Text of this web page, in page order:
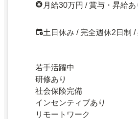
月給30万円 / 賞与・昇給あ
土日休み / 完全週休2日制
若手活躍中
研修あり
社会保険完備
インセンティブあり
リモートワーク